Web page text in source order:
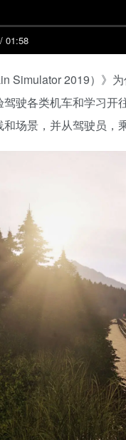
/ 01:58
Simulator 2019）》
驶各类机车和学习
场景，并从驾驶员，